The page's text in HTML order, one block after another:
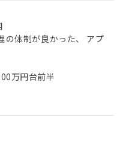
の体制が良かった、 アプ
万円台前半